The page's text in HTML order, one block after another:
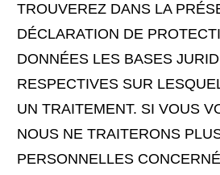
TROUVEREZ DANS LA
DÉCLARATION DE
DONNÉES LES BASES
RESPECTIVES SUR
UN TRAITEMENT. SI VOUS
NOUS NE TRAITERONS
PERSONNELLES